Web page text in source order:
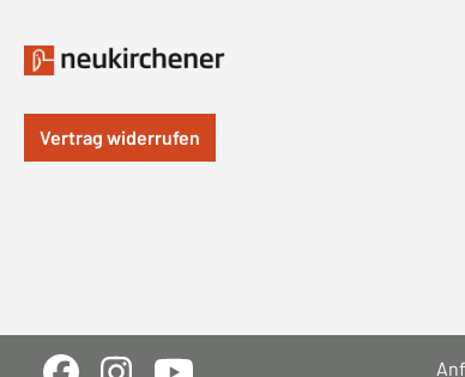
Vertrag widerrufen